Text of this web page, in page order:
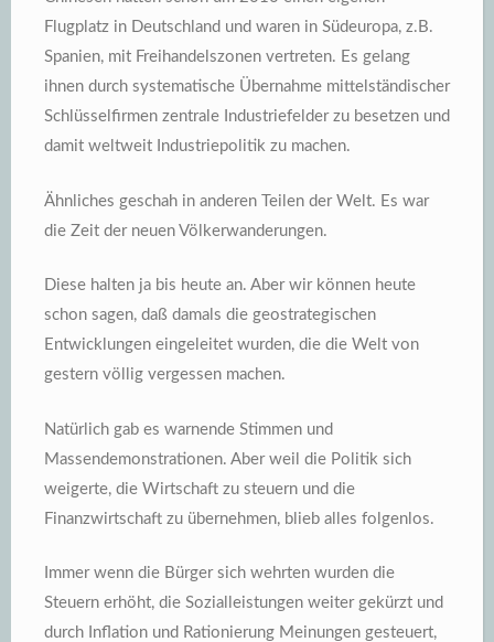
Flugplatz in Deutschland und waren in Südeuropa, z.B.
Spanien, mit Freihandelszonen vertreten. Es gelang
ihnen durch systematische Übernahme mittelständischer
Schlüsselfirmen zentrale Industriefelder zu besetzen und
damit weltweit Industriepolitik zu machen.
Ähnliches geschah in anderen Teilen der Welt. Es war
die Zeit der neuen Völkerwanderungen.
Diese halten ja bis heute an. Aber wir können heute
schon sagen, daß damals die geostrategischen
Entwicklungen eingeleitet wurden, die die Welt von
gestern völlig vergessen machen.
Natürlich gab es warnende Stimmen und
Massendemonstrationen. Aber weil die Politik sich
weigerte, die Wirtschaft zu steuern und die
Finanzwirtschaft zu übernehmen, blieb alles folgenlos.
Immer wenn die Bürger sich wehrten wurden die
Steuern erhöht, die Sozialleistungen weiter gekürzt und
durch Inflation und Rationierung Meinungen gesteuert,